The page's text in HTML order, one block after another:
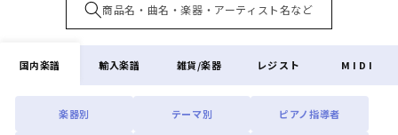
ロ
グ
イ
ン
国内楽譜
楽器別 テーマ別 ピアノ指導者
輸入楽譜 雑貨/楽器 レジスト MIDI